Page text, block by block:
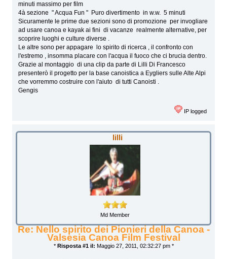
minuti massimo per film
4à sezione " Acqua Fun " Puro divertimento in w.w. 5 minuti
Sicuramente le prime due sezioni sono di promozione per invogliare
ad usare canoa e kayak ai fini di vacanze realmente alternative, per
scoprire luoghi e culture diverse .
Le altre sono per appagare lo spirito di ricerca , il confronto con
l'estremo , insomma placare con l'acqua il fuoco che ci brucia dentro.
Grazie al montaggio di una clip da parte di Lilli Di Francesco
presenterò il progetto per la base canoistica a Eygliers sulle Alte Alpi
che vorremmo costruire con l'aiuto di tutti Canoisti .
Gengis
IP logged
lilli
Md Member
Re: Nello spirito dei Pionieri della Canoa -
Valsesia Canoa Film Festival
* Risposta #1 il: Maggio 27, 2011, 02:32:27 pm *